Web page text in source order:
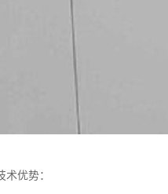
技术优势：